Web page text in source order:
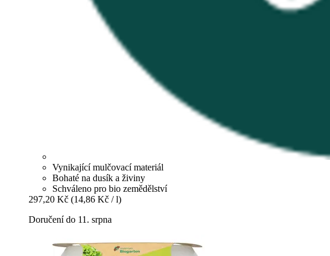
Vynikající mulčovací materiál
Bohaté na dusík a živiny
Schváleno pro bio zemědělství
297,20 Kč (14,86 Kč / l)
Doručení do 11. srpna